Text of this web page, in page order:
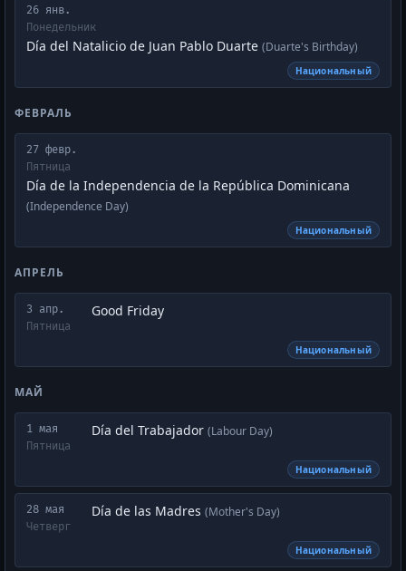
26 янв.
Понедельник
Día del Natalicio de Juan Pablo Duarte (Duarte's Birthday)
Национальный
ФЕВРАЛЬ
27 февр.
Пятница
Día de la Independencia de la República Dominicana
(Independence Day)
Национальный
АПРЕЛЬ
3 апр.
Пятница
Good Friday
Национальный
МАЙ
1 мая
Пятница
Día del Trabajador (Labour Day)
Национальный
28 мая
Четверг
Día de las Madres (Mother's Day)
Национальный